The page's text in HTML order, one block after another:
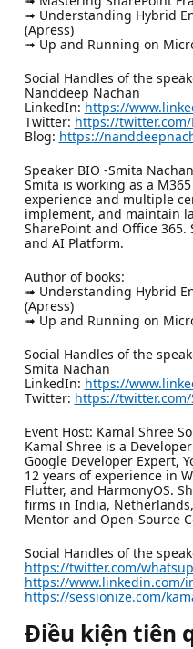
➟ Understanding Hybrid
(Apress)
➟ Up and Running on
Social Handles of the
Nanddeep Nachan
LinkedIn:https://
Twitter: https://
Blog: https://
Speaker BIO -Smita Nachan
Smita is working as a
experience and multiple
implement, and maintain
SharePoint and Office 365.
and AI Platform.
Author of books:
➟ Understanding Hybrid
(Apress)
➟ Up and Running on
Social Handles of the
Smita Nachan
LinkedIn: https://
Twitter: https://
Event Host: Kamal Shree
Kamal Shree is a
Google Developer Expert,
12 years of experience in
Flutter, and HarmonyOS.
firms in India,
Mentor and Open-Source
Social Handles of the
https://twitter.com/
https://www.linkedin.com/
https://sessionize.com/
Điều kiện tiên